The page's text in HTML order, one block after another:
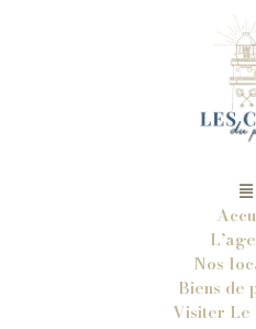
Nos
Biens de
Visiter Le